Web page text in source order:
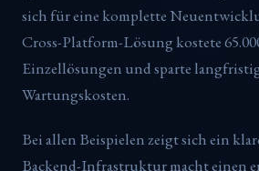
sich für eine komplette
Cross-Platform-Lösung kostete
Einzellösungen und sparte
Wartungskosten.
Bei allen Beispielen zeigt sich ein
Backend-Infrastruktur macht einen